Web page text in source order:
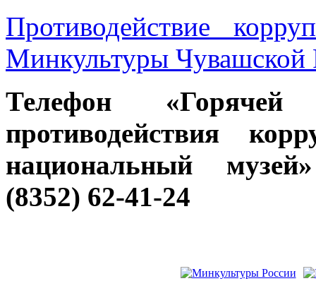
Противодействие
Минкультуры Чувашской
Телефон
противодействия
национальный
(8352) 62-41-24